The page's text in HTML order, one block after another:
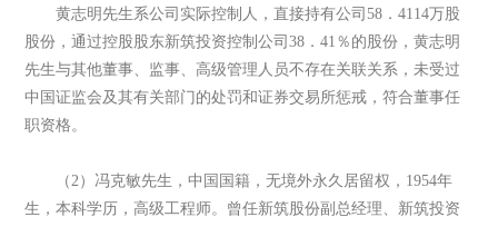
黄志明先生系公司实际控制人，直接持有公司58．4114万股
股份，通过控股股东新筑投资控制公司38．41％的股份，黄志明
先生与其他董事、监事、高级管理人员不存在关联关系，未受过
中国证监会及其有关部门的处罚和证券交易所惩戒，符合董事任
职资格。
（2）冯克敏先生，中国国籍，无境外永久居留权，1954年
生，本科学历，高级工程师。曾任新筑股份副总经理、新筑投资